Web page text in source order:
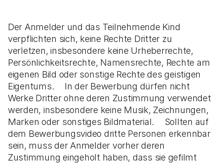
Der Anmelder und das Teilnehmende Kind
verpflichten sich, keine Rechte Dritter zu
verletzen, insbesondere keine Urheberrechte,
Persönlichkeitsrechte, Namensrechte, Rechte am
eigenen Bild oder sonstige Rechte des geistigen
Eigentums. In der Bewerbung dürfen nicht
Werke Dritter ohne deren Zustimmung verwendet
werden, insbesondere keine Musik, Zeichnungen,
Marken oder sonstiges Bildmaterial. Sollten auf
dem Bewerbungsvideo dritte Personen erkennbar
sein, muss der Anmelder vorher deren
Zustimmung eingeholt haben, dass sie gefilmt